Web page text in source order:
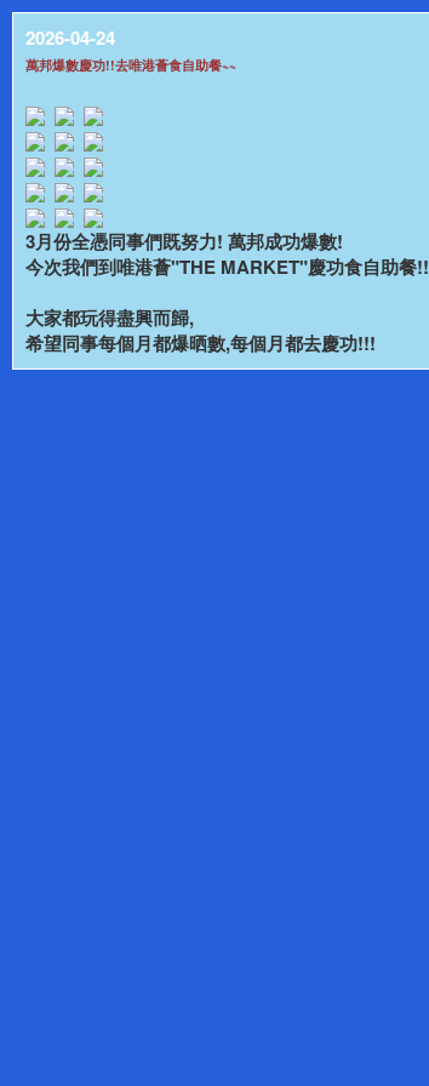
2026-04-24
萬邦爆數慶功!!去唯港薈食自助餐~~
3月份全憑同事們既努力! 萬邦成功爆數!
今次我們到唯港薈"THE MARKET"慶功食自助餐!!
大家都玩得盡興而歸,
希望同事每個月都爆晒數,每個月都去慶功!!!